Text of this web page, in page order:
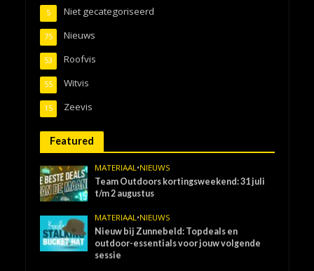
Niet gecategoriseerd
5
Nieuws
75
Roofvis
53
Witvis
55
Zeevis
15
Featured
MATERIAAL•NIEUWS
Team Outdoors kortingsweekend: 31 juli
t/m 2 augustus
MATERIAAL•NIEUWS
Nieuw bij Zunnebeld: Topdeals en
outdoor-essentials voor jouw volgende
sessie